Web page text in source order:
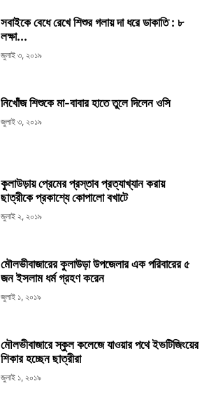
সবাইকে বেধে রেখে শিশুর গলায় দা ধরে ডাকাতি : ৮
লক্ষা...
জুলাই ৩, ২০১৯
নিখোঁজ শিশুকে মা-বাবার হাতে তুলে দিলেন ওসি
জুলাই ৩, ২০১৯
কুলাউড়ায় প্রেমের প্রস্তাব প্রত্যাখ্যান করায়
ছাত্রীকে প্রকাশ্যে কোপালো বখাটে
জুলাই ২, ২০১৯
মৌলভীবাজারের কুলাউড়া উপজেলার এক পরিবারের ৫
জন ইসলাম ধর্ম গ্রহণ করেন
জুলাই ১, ২০১৯
মৌলভীবাজারে স্কুল কলেজে যাওয়ার পথে ইভটিজিংয়ের
শিকার হচ্ছেন ছাত্রীরা
জুলাই ১, ২০১৯